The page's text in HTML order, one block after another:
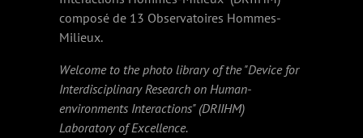
composé de 13 Observatoires Hommes-
Milieux.
Welcome to the photo library of the "Device for
Interdisciplinary Research on Human-
environments Interactions" (DRIIHM)
Laboratory of Excellence.